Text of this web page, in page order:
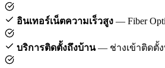
อินเทอร์เน็ตความเร็วสูง — Fiber
บริการติดตั้งถึงบ้าน— ช่างเข้าติดตั้